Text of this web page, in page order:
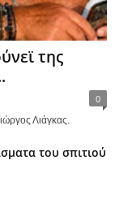
της
0
Λιάγκας.
του σπιτιού